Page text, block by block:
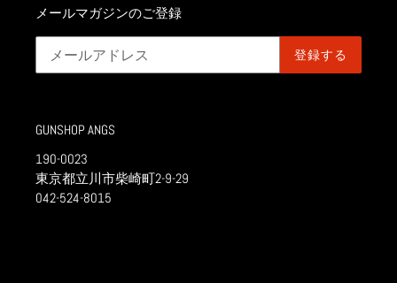
メールマガジンのご登録
登録する
GUNSHOP ANGS
190-0023
東京都立川市柴崎町2-9-29
042-524-8015